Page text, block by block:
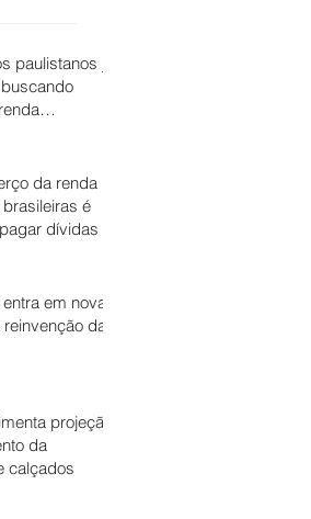
paulistanos já
da renda
é
dívidas
em nova
das
projeção
da
calçados